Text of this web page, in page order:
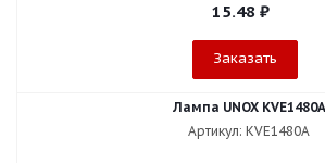
15.48 ₽
Заказать
Лампа UNOX KVE1480A
Артикул: KVE1480A